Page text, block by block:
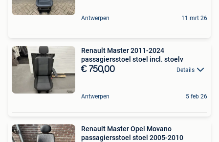
Antwerpen 11 mrt 26
​Renault Master 2011-2024
passagiersstoel stoel incl. stoelv
€ 750,00 Details
Antwerpen 5 feb 26
Renault Master Opel Movano
passagiersstoel stoel 2005-2010